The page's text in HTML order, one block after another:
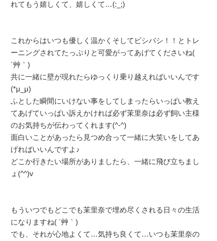
れてもう嬉しくて、嬉しくて…(:_;)
これからはいつも優しく温かくそしてビシバシ！！とトレ
ーニングされてたっぷりと可愛がってあげてくださいね(
´艸｀)
共に一緒に壁が現れたらゆっくり乗り越えればいいんです
(*μ_μ)
ふとした瞬間にいけない事をしてしまったらいっぱい教え
てあげていっぱい訴えかければ必ず茉里奈は必ず飼い主様
のお気持ちが伝わってくれます(^-^)
面白いことがあったら見つめ合って一緒に大笑いをしてあ
げればいいんですよ♪
どこか行きたい場所がありましたら、一緒に飛び立ちまし
ょ(^^)v
もういつでもどこでも茉里奈で埋め尽くされる日々の生活
になりますね( ´艸｀)
でも、それが心地よくて…気持ち良くて…いつも茉里奈の